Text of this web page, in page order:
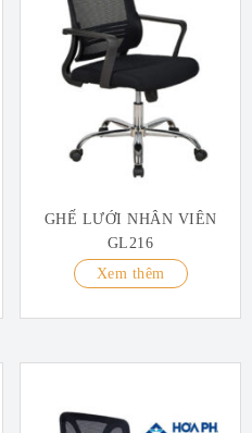
GHẾ LƯỚI NHÂN VIÊN
GL216
Xem thêm